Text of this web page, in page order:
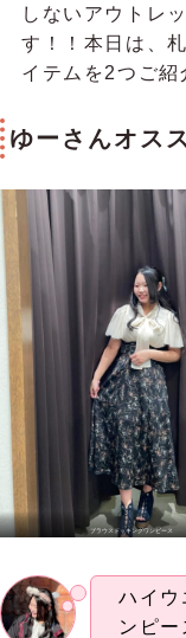
しないアウトレ
す！！本日は、
イテムを2つご紹
ゆーさんオス
ブラウスドッキングワンピース
ハイウ
ンピ